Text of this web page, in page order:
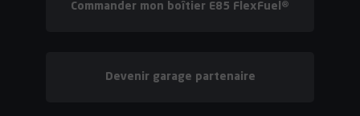
Commander mon boîtier E85 FlexFuel®
Devenir garage partenaire